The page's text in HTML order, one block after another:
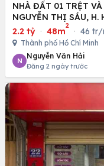
NHÀ ĐẤT 01 TRỆT VÀ 01 LẦU, 4MX12M Ở ĐƯỜNG
NGUYỄN THỊ SÁU, H.
2.2 tỷ · 48m
2
· 46 tr/
Thành phố Hồ Chí Minh
N
Nguyễn Văn Hải
Đăng 2 ngày trước